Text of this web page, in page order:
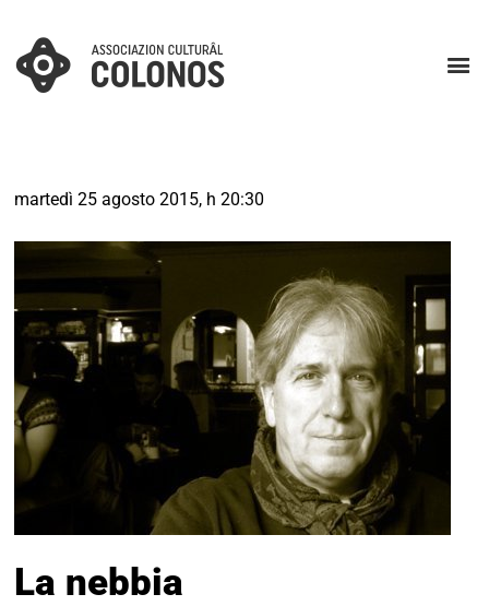
martedì 25 agosto 2015, h 20:30
La nebbia